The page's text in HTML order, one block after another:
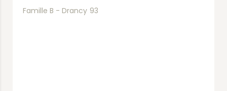
Famille B - Drancy 93